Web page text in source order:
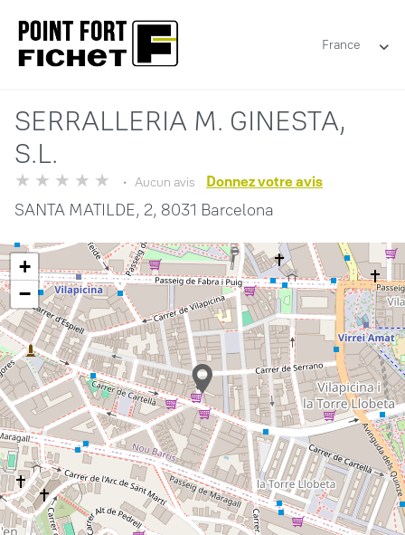
France
SERRALLERIA M. GINESTA,
S.L.
Aucun avis Donnez votre avis
SANTA MATILDE, 2, 8031 Barcelona
+
−